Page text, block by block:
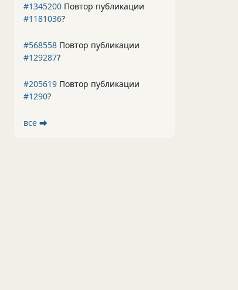
#1345200 Повтор публикации
#1181036?
#568558 Повтор публикации
#129287?
#205619 Повтор публикации
#1290?
все ⮕